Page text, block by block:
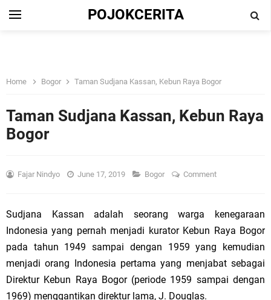
POJOKCERITA
Home Bogor Taman Sudjana Kassan, Kebun Raya Bogor
Taman Sudjana Kassan, Kebun Raya
Bogor
Fajar Nindyo June 17, 2019 Bogor Comment
Sudjana Kassan adalah seorang warga kenegaraan
Indonesia yang pernah menjadi kurator Kebun Raya Bogor
pada tahun 1949 sampai dengan 1959 yang kemudian
menjadi orang Indonesia pertama yang menjabat sebagai
Direktur Kebun Raya Bogor (periode 1959 sampai dengan
1969) menggantikan direktur lama, J. Douglas.